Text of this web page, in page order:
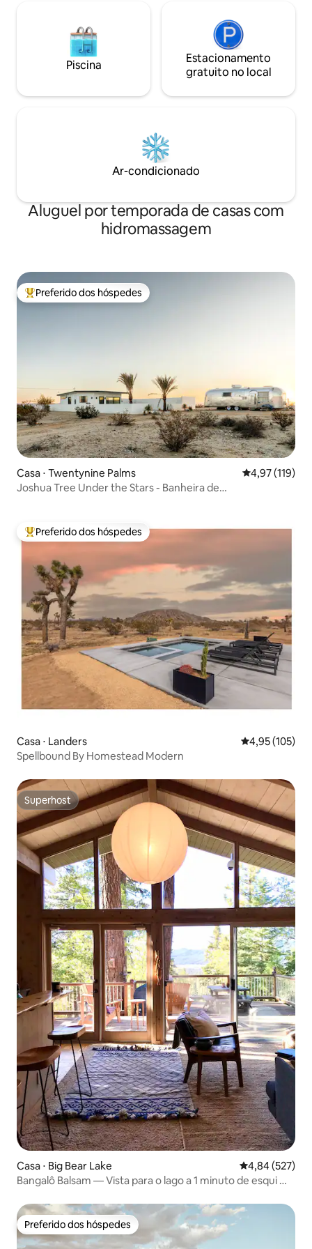
Piscina
Estacionamento
gratuito no local
Ar-condicionado
Aluguel por temporada de casas com
hidromassagem
Entre os melhores preferidos dos hóspedes
Preferido dos hóspedes
Casa ⋅ Twentynine Palms 4,97 de uma
4,97 (119)
Joshua Tree Under the Stars - Banheira de
Entre os melhores preferidos dos hóspedes
Preferido dos hóspedes
Casa ⋅ Landers 4,95 de uma
4,95 (105)
Spellbound By Homestead Modern
Superhost
Superhost
Casa ⋅ Big Bear Lake 4,84 de uma
4,84 (527)
Bangalô Balsam — Vista para o lago a 1 minuto de esqui —
Preferido dos hóspedes
Preferido dos hóspedes